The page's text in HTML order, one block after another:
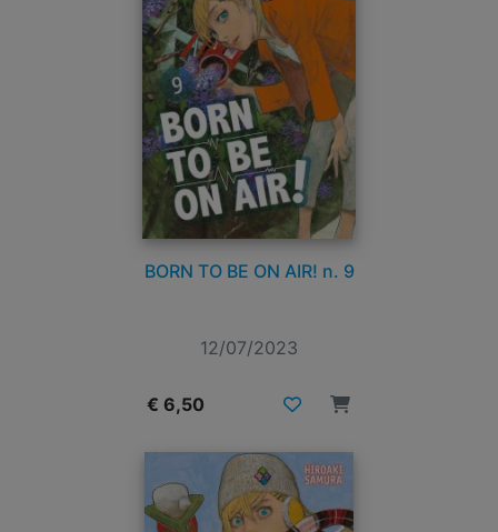
BORN TO BE ON AIR! n. 9
12/07/2023
€ 6,50